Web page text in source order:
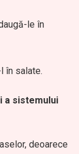
le în
în salate.
a sistemului
deoarece